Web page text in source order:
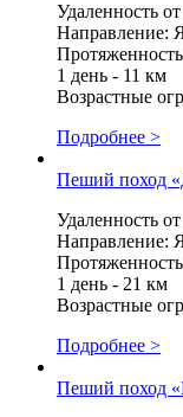
Удаленность
Направление:
1 день - 11 км
Возрастные
Подробнее >
Пеший поход
Удаленность
Направление:
1 день - 21 км
Возрастные
Подробнее >
Пеший поход